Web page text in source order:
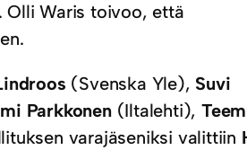
Olli Waris toivoo, että
(Svenska Yle), Suvi
Parkkonen(Iltalehti),
varajäseniksi valittiin